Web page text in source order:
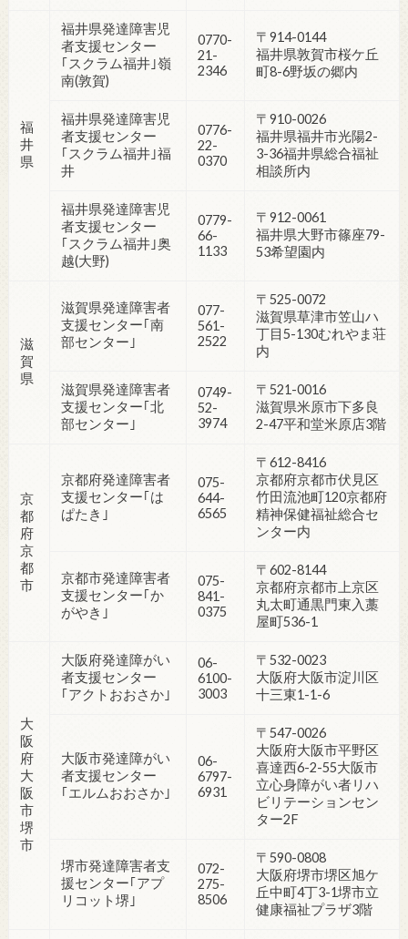
福
井
県
福井県発達障害児
者支援センター
｢スクラム福井｣嶺
南(敦賀)
0770-
21-
2346
〒914-0144
福井県敦賀市桜ケ丘
町8-6野坂の郷内
福井県発達障害児
者支援センター
｢スクラム福井｣福
井
0776-
22-
0370
〒910-0026
福井県福井市光陽2-
3-36福井県総合福祉
相談所内
福井県発達障害児
者支援センター
｢スクラム福井｣奥
越(大野)
0779-
66-
1133
〒912-0061
福井県大野市篠座79-
53希望園内
滋
賀
県
滋賀県発達障害者
支援センター｢南
部センター｣
077-
561-
2522
〒525-0072
滋賀県草津市笠山ハ
丁目5-130むれやま荘
内
滋賀県発達障害者
支援センター｢北
部センター｣
0749-
52-
3974
〒521-0016
滋賀県米原市下多良
2-47平和堂米原店3階
京
都
府
京
都
市
京都府発達障害者
支援センター｢は
ぱたき｣
075-
644-
6565
〒612-8416
京都府京都市伏見区
竹田流池町120京都府
精神保健福祉総合セ
ンター内
京都市発達障害者
支援センター｢か
がやき｣
075-
841-
0375
〒602-8144
京都府京都市上京区
丸太町通黒門東入藁
屋町536-1
大
阪
府
大
阪
市
堺
市
大阪府発達障がい
者支援センター
｢アクトおおさか｣
06-
6100-
3003
〒532-0023
大阪府大阪市淀川区
十三東1-1-6
大阪市発達障がい
者支援センター
｢エルムおおさか｣
06-
6797-
6931
〒547-0026
大阪府大阪市平野区
喜達西6-2-55大阪市
立心身障がい者リハ
ビリテーションセン
ター2F
堺市発達障害者支
援センター｢アプ
リコット堺｣
072-
275-
8506
〒590-0808
大阪府堺市堺区旭ケ
丘中町4丁3-1堺市立
健康福祉プラザ3階